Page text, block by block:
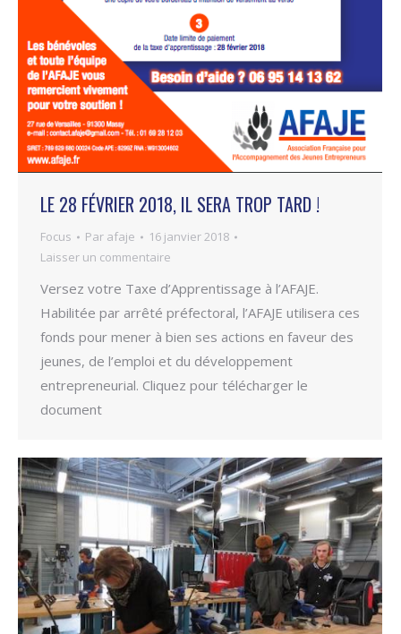
LE 28 FÉVRIER 2018, IL SERA TROP TARD !
Focus Par afaje
16 janvier 2018
Laisser un commentaire
Versez votre Taxe d’Apprentissage à l’AFAJE.
Habilitée par arrêté préfectoral, l’AFAJE utilisera ces
fonds pour mener à bien ses actions en faveur des
jeunes, de l’emploi et du développement
entrepreneurial. Cliquez pour télécharger le
document